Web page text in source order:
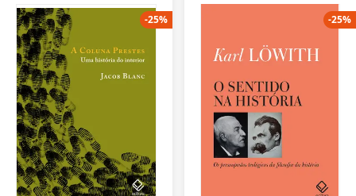
-25% -25%